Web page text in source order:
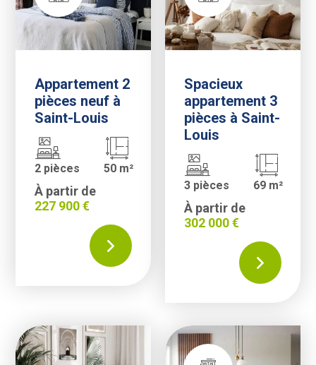
Appartement 2
pièces neuf à
Saint-Louis
2 pièces 50 m²
À partir de
227 900 €
Spacieux
appartement 3
pièces à Saint-
Louis
3 pièces 69 m²
À partir de
302 000 €